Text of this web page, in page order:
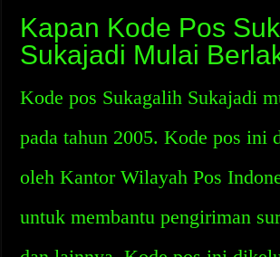
Kapan Kode Pos
Sukajadi Mulai
Kode pos Sukagalih Sukajadi
pada tahun 2005. Kode pos ini
oleh Kantor Wilayah Pos
untuk membantu pengiriman